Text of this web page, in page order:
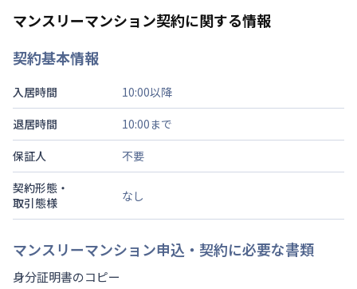
マンスリーマンション契約に関する情報
契約基本情報
入居時間
10:00以降
退居時間
10:00まで
保証人
不要
契約形態・
取引態様
なし
マンスリーマンション申込・契約に必要な書類
身分証明書のコピー